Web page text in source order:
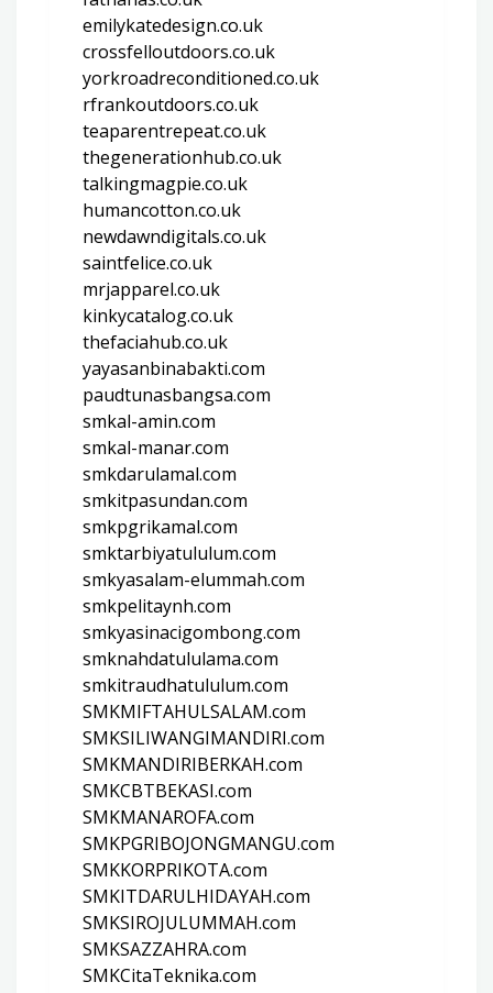
emilykatedesign.co.uk
crossfelloutdoors.co.uk
yorkroadreconditioned.co.uk
rfrankoutdoors.co.uk
teaparentrepeat.co.uk
thegenerationhub.co.uk
talkingmagpie.co.uk
humancotton.co.uk
newdawndigitals.co.uk
saintfelice.co.uk
mrjapparel.co.uk
kinkycatalog.co.uk
thefaciahub.co.uk
yayasanbinabakti.com
paudtunasbangsa.com
smkal-amin.com
smkal-manar.com
smkdarulamal.com
smkitpasundan.com
smkpgrikamal.com
smktarbiyatululum.com
smkyasalam-elummah.com
smkpelitaynh.com
smkyasinacigombong.com
smknahdatululama.com
smkitraudhatululum.com
SMKMIFTAHULSALAM.com
SMKSILIWANGIMANDIRI.com
SMKMANDIRIBERKAH.com
SMKCBTBEKASI.com
SMKMANAROFA.com
SMKPGRIBOJONGMANGU.com
SMKKORPRIKOTA.com
SMKITDARULHIDAYAH.com
SMKSIROJULUMMAH.com
SMKSAZZAHRA.com
SMKCitaTeknika.com